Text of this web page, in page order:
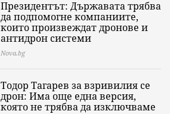
Президентът: Държавата трябва
да подпомогне компаниите,
които произвеждат дронове и
антидрон системи
Nova.bg
Тодор Тагарев за взривилия се
дрон: Има още една версия,
която не трябва да изключваме